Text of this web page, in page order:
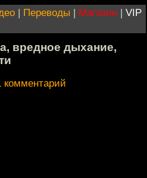
| Переводы | Магазин | VIP
вредное дыхание,
комментарий